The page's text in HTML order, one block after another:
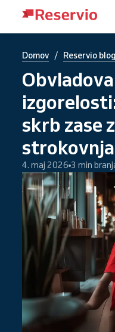
Domov / Reservio blog
skrb zase
4. maj 2026 3 min